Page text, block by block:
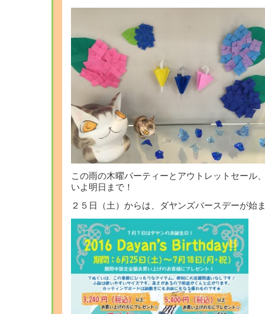
この雨の木曜パーティーとアウトレットセール
いよ明日まで！
２５日（土）からは、ダヤンズバースデーが始